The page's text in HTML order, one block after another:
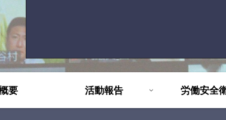
要 活動報告 労働安全